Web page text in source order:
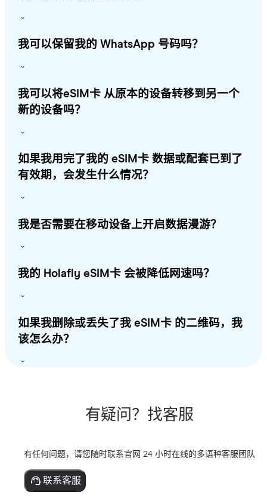
我可以保留我的 WhatsApp 号码吗？
我可以将eSIM卡 从原本的设备转移到另一个
新的设备吗？
如果我用完了我的 eSIM卡 数据或配套已到了
有效期，会发生什么情况？
我是否需要在移动设备上开启数据漫游？
我的 Holafly eSIM卡 会被降低网速吗？
如果我删除或丢失了我 eSIM卡 的二维码，我
该怎么办？
有疑问？找客服
有任何问题，请您随时联系官网 24 小时在线的多语种客服团队
联系客服